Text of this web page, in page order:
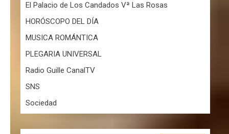
El Palacio de Los Candados Vª Las Rosas
HORÓSCOPO DEL DÍA
MUSICA ROMÁNTICA
PLEGARIA UNIVERSAL
Radio Guille CanalTV
SNS
Sociedad